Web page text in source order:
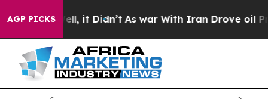
AGP PICKS
40%. Well, it Didn’t As war With Iran Drove oil